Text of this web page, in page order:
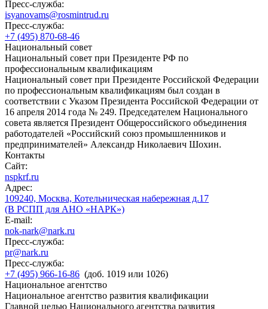
Пресс-служба:
isyanovams@rosmintrud.ru
Пресс-служба:
+7 (495) 870-68-46
Национальный совет
Национальный совет при Президенте РФ по
профессиональным квалификациям
Национальный совет при Президенте Российской Федерации
по профессиональным квалификациям был создан в
соответствии с Указом Президента Российской Федерации от
16 апреля 2014 года № 249. Председателем Национального
совета является Президент Общероссийского объединения
работодателей «Российский союз промышленников и
предпринимателей» Александр Николаевич Шохин.
Контакты
Сайт:
nspkrf.ru
Адрес:
109240, Москва, Котельническая набережная д.17
(В РСПП для АНО «НАРК»)
E-mail:
nok-nark@nark.ru
Пресс-служба:
pr@nark.ru
Пресс-служба:
+7 (495) 966-16-86 (доб. 1019 или 1026)
Национальное агентство
Национальное агентство развития квалификации
Главной целью Национального агентства развития